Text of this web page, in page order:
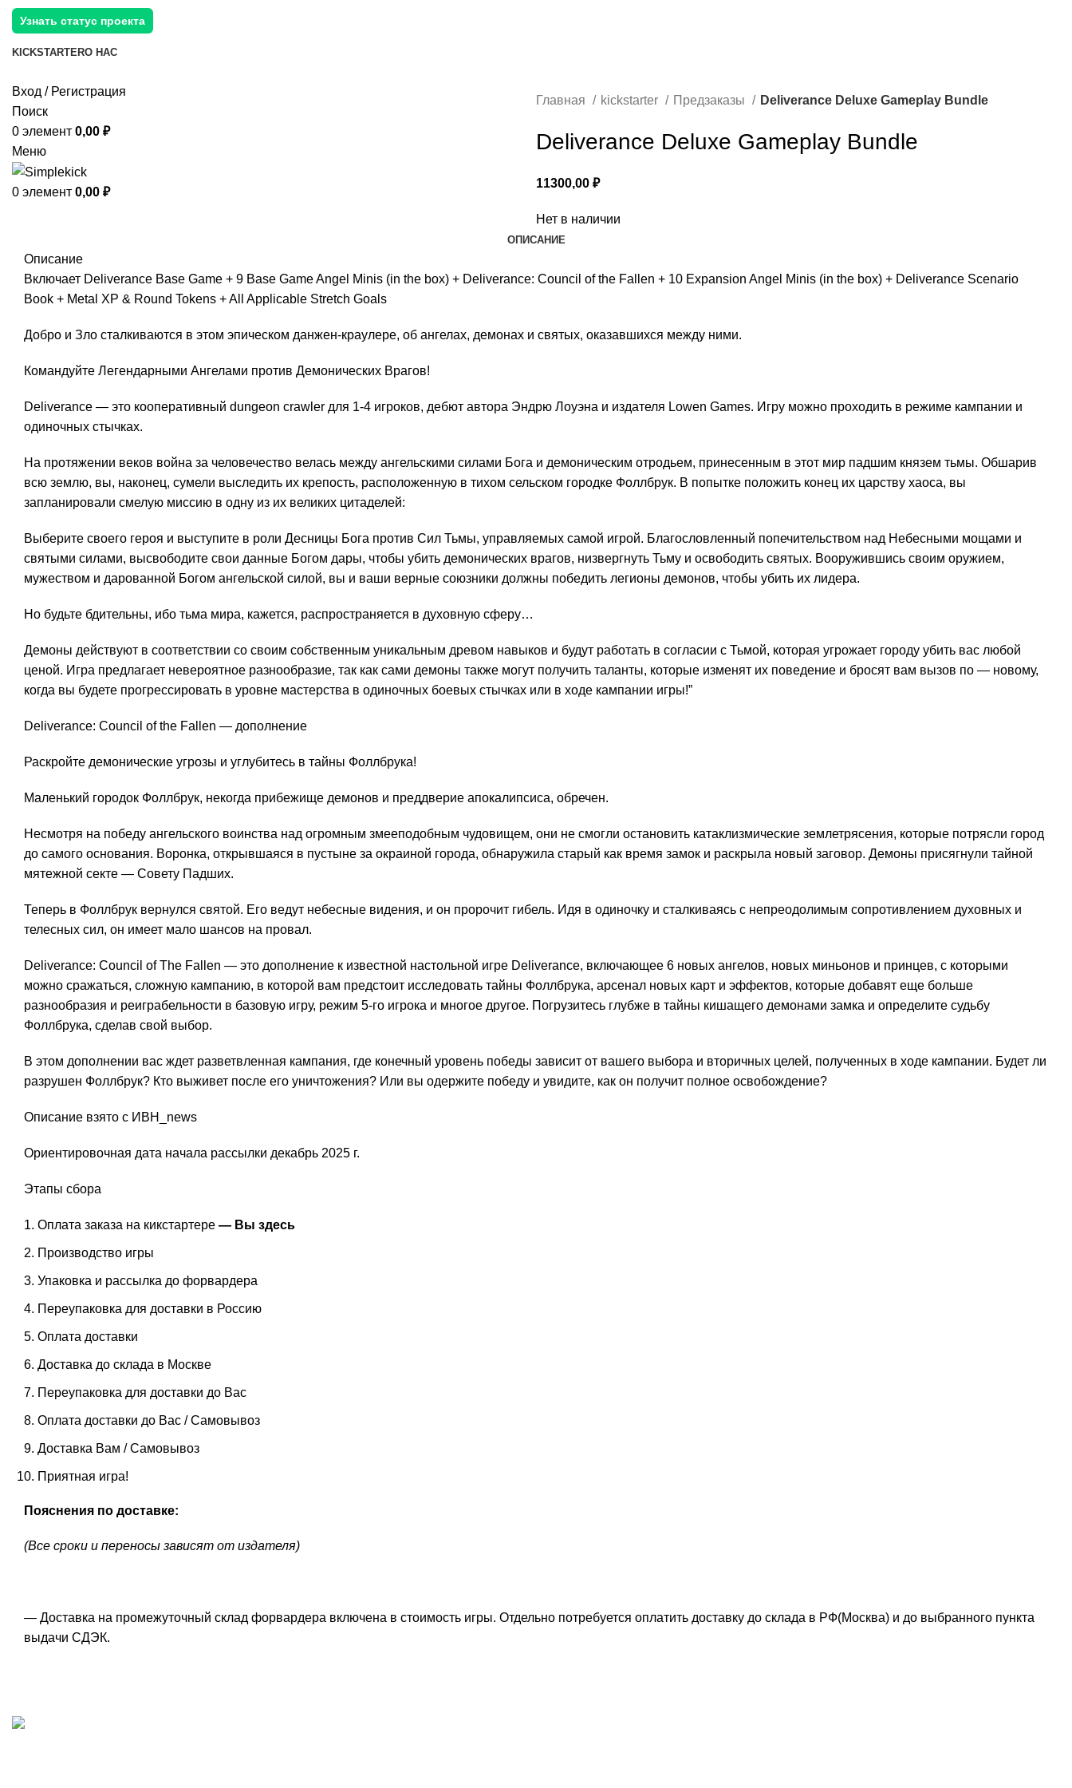
Узнать статус проекта
KICKSTARTERО НАС
Вход / Регистрация
Поиск
0 элемент 0,00 ₽
Меню
0 элемент 0,00 ₽
Главная kickstarter Предзаказы Deliverance Deluxe Gameplay Bundle
Deliverance Deluxe Gameplay Bundle
11300,00 ₽
Нет в наличии
ОПИСАНИЕ
Описание
Включает Deliverance Base Game + 9 Base Game Angel Minis (in the box) + Deliverance: Council of the Fallen + 10 Expansion Angel Minis (in the box) + Deliverance Scenario
Book + Metal XP & Round Tokens + All Applicable Stretch Goals
Добро и Зло сталкиваются в этом эпическом данжен-краулере, об ангелах, демонах и святых, оказавшихся между ними.
Командуйте Легендарными Ангелами против Демонических Врагов!
Deliverance — это кооперативный dungeon сrawler для 1-4 игроков, дебют автора Эндрю Лоуэна и издателя Lowen Games. Игру можно проходить в режиме кампании и
одиночных стычках.
На протяжении веков война за человечество велась между ангельскими силами Бога и демоническим отродьем, принесенным в этот мир падшим князем тьмы. Обшарив
всю землю, вы, наконец, сумели выследить их крепость, расположенную в тихом сельском городке Фоллбрук. В попытке положить конец их царству хаоса, вы
запланировали смелую миссию в одну из их великих цитаделей:
Выберите своего героя и выступите в роли Десницы Бога против Сил Тьмы, управляемых самой игрой. Благословленный попечительством над Небесными мощами и
святыми силами, высвободите свои данные Богом дары, чтобы убить демонических врагов, низвергнуть Тьму и освободить святых. Вооружившись своим оружием,
мужеством и дарованной Богом ангельской силой, вы и ваши верные союзники должны победить легионы демонов, чтобы убить их лидера.
Но будьте бдительны, ибо тьма мира, кажется, распространяется в духовную сферу…
Демоны действуют в соответствии со своим собственным уникальным древом навыков и будут работать в согласии с Тьмой, которая угрожает городу убить вас любой
ценой. Игра предлагает невероятное разнообразие, так как сами демоны также могут получить таланты, которые изменят их поведение и бросят вам вызов по — новому,
когда вы будете прогрессировать в уровне мастерства в одиночных боевых стычках или в ходе кампании игры!”
Deliverance: Council of the Fallen — дополнение
Раскройте демонические угрозы и углубитесь в тайны Фоллбрука!
Маленький городок Фоллбрук, некогда прибежище демонов и преддверие апокалипсиса, обречен.
Несмотря на победу ангельского воинства над огромным змееподобным чудовищем, они не смогли остановить катаклизмические землетрясения, которые потрясли город
до самого основания. Воронка, открывшаяся в пустыне за окраиной города, обнаружила старый как время замок и раскрыла новый заговор. Демоны присягнули тайной
мятежной секте — Совету Падших.
Теперь в Фоллбрук вернулся святой. Его ведут небесные видения, и он пророчит гибель. Идя в одиночку и сталкиваясь с непреодолимым сопротивлением духовных и
телесных сил, он имеет мало шансов на провал.
Deliverance: Council of The Fallen — это дополнение к известной настольной игре Deliverance, включающее 6 новых ангелов, новых миньонов и принцев, с которыми
можно сражаться, сложную кампанию, в которой вам предстоит исследовать тайны Фоллбрука, арсенал новых карт и эффектов, которые добавят еще больше
разнообразия и реиграбельности в базовую игру, режим 5-го игрока и многое другое. Погрузитесь глубже в тайны кишащего демонами замка и определите судьбу
Фоллбрука, сделав свой выбор.
В этом дополнении вас ждет разветвленная кампания, где конечный уровень победы зависит от вашего выбора и вторичных целей, полученных в ходе кампании. Будет ли
разрушен Фоллбрук? Кто выживет после его уничтожения? Или вы одержите победу и увидите, как он получит полное освобождение?
Описание взято с ИВН_news
Ориентировочная дата начала рассылки декабрь 2025 г.
Этапы сбора
Оплата заказа на кикстартере — Вы здесь
Производство игры
Упаковка и рассылка до форвардера
Переупаковка для доставки в Россию
Оплата доставки
Доставка до склада в Москве
Переупаковка для доставки до Вас
Оплата доставки до Вас / Самовывоз
Доставка Вам / Самовывоз
Приятная игра!
Пояснения по доставке:
(Все сроки и переносы зависят от издателя)
— Доставка на промежуточный склад форвардера включена в стоимость игры. Отдельно потребуется оплатить доставку до склада в РФ(Москва) и до выбранного пункта
выдачи СДЭК.